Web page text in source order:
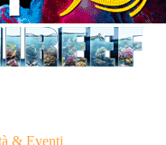
& Eventi